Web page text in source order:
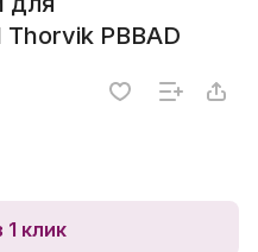
Thorvik PBBAD
1 клик